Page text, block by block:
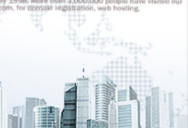
花蓮景點2018地圖...